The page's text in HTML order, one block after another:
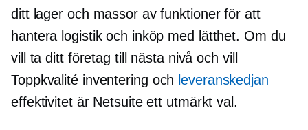
ditt lager och massor av funktioner för att
hantera logistik och inköp med lätthet. Om du
vill ta ditt företag till nästa nivå och vill
Toppkvalitéinventering och leveranskedjan
effektivitet är Netsuite ett utmärkt val.